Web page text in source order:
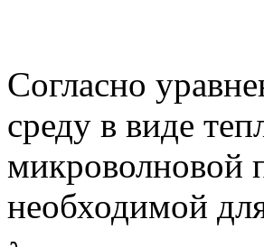
Согласно
среду в виде
микроволновой
необходимой